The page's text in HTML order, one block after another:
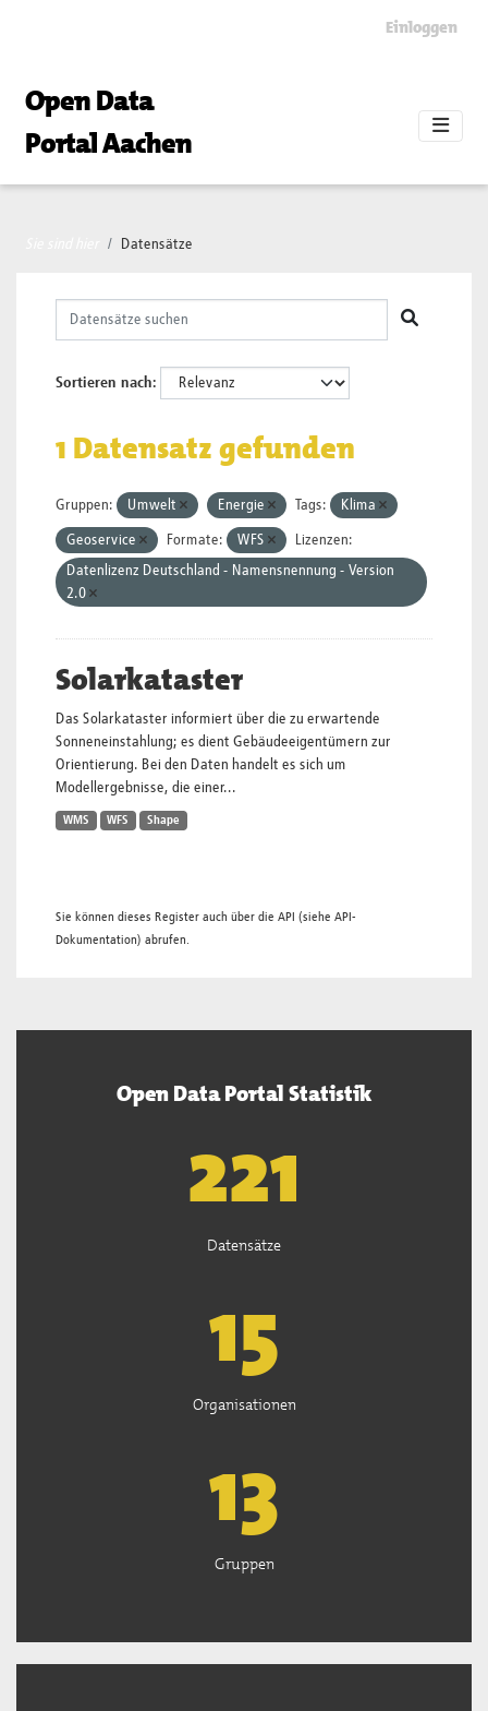
Einloggen
Open Data
Portal Aachen
Datensätze
Sortieren nach
1 Datensatz gefunden
Gruppen: Umwelt Energie Tags: Klima
Geoservice Formate: WFS
Lizenzen:
Datenlizenz Deutschland - Namensnennung - Version
2.0
Solarkataster
Das Solarkataster informiert über die zu erwartende
Sonneneinstahlung; es dient Gebäudeeigentümern zur
Orientierung. Bei den Daten handelt es sich um
Modellergebnisse, die einer...
WMS WFS Shape
Sie können dieses Register auch über die API (siehe API-
Dokumentation) abrufen.
Open Data Portal Statistik
222
Datensätze
15
Organisationen
13
Gruppen